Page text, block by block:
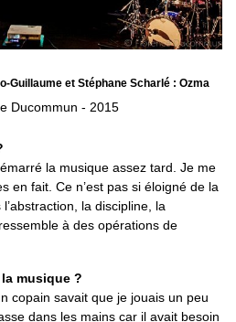
Guillaume et Stéphane Scharlé : Ozma
Ducommun - 2015
la musique assez tard. Je me
en fait. Ce n’est pas si éloigné de la
la discipline, la
à des opérations de
la musique ?
copain savait que je jouais un peu
dans les mains car il avait besoin